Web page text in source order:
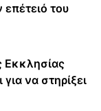
του
Εκκλησίας
να στηρίξει